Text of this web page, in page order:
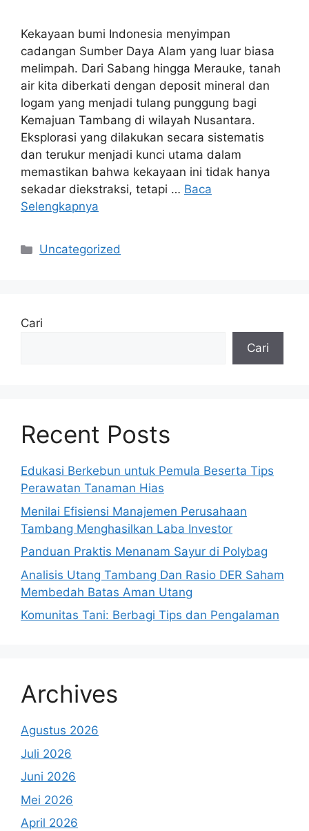
Kekayaan bumi Indonesia menyimpan
cadangan Sumber Daya Alam yang luar biasa
melimpah. Dari Sabang hingga Merauke, tanah
air kita diberkati dengan deposit mineral dan
logam yang menjadi tulang punggung bagi
Kemajuan Tambang di wilayah Nusantara.
Eksplorasi yang dilakukan secara sistematis
dan terukur menjadi kunci utama dalam
memastikan bahwa kekayaan ini tidak hanya
sekadar diekstraksi, tetapi … Baca
Selengkapnya
Kategori
Uncategorized
Cari
Cari
Recent Posts
Edukasi Berkebun untuk Pemula Beserta Tips
Perawatan Tanaman Hias
Menilai Efisiensi Manajemen Perusahaan
Tambang Menghasilkan Laba Investor
Panduan Praktis Menanam Sayur di Polybag
Analisis Utang Tambang Dan Rasio DER Saham
Membedah Batas Aman Utang
Komunitas Tani: Berbagi Tips dan Pengalaman
Archives
Agustus 2026
Juli 2026
Juni 2026
Mei 2026
April 2026